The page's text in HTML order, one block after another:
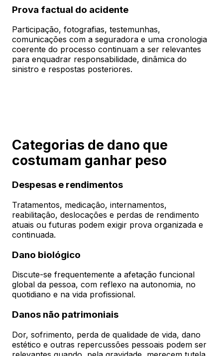
Prova factual do acidente
Participação, fotografias, testemunhas,
comunicações com a seguradora e uma cronologia
coerente do processo continuam a ser relevantes
para enquadrar responsabilidade, dinâmica do
sinistro e respostas posteriores.
Categorias de dano que
costumam ganhar peso
Despesas e rendimentos
Tratamentos, medicação, internamentos,
reabilitação, deslocações e perdas de rendimento
atuais ou futuras podem exigir prova organizada e
continuada.
Dano biológico
Discute-se frequentemente a afetação funcional
global da pessoa, com reflexo na autonomia, no
quotidiano e na vida profissional.
Danos não patrimoniais
Dor, sofrimento, perda de qualidade de vida, dano
estético e outras repercussões pessoais podem ser